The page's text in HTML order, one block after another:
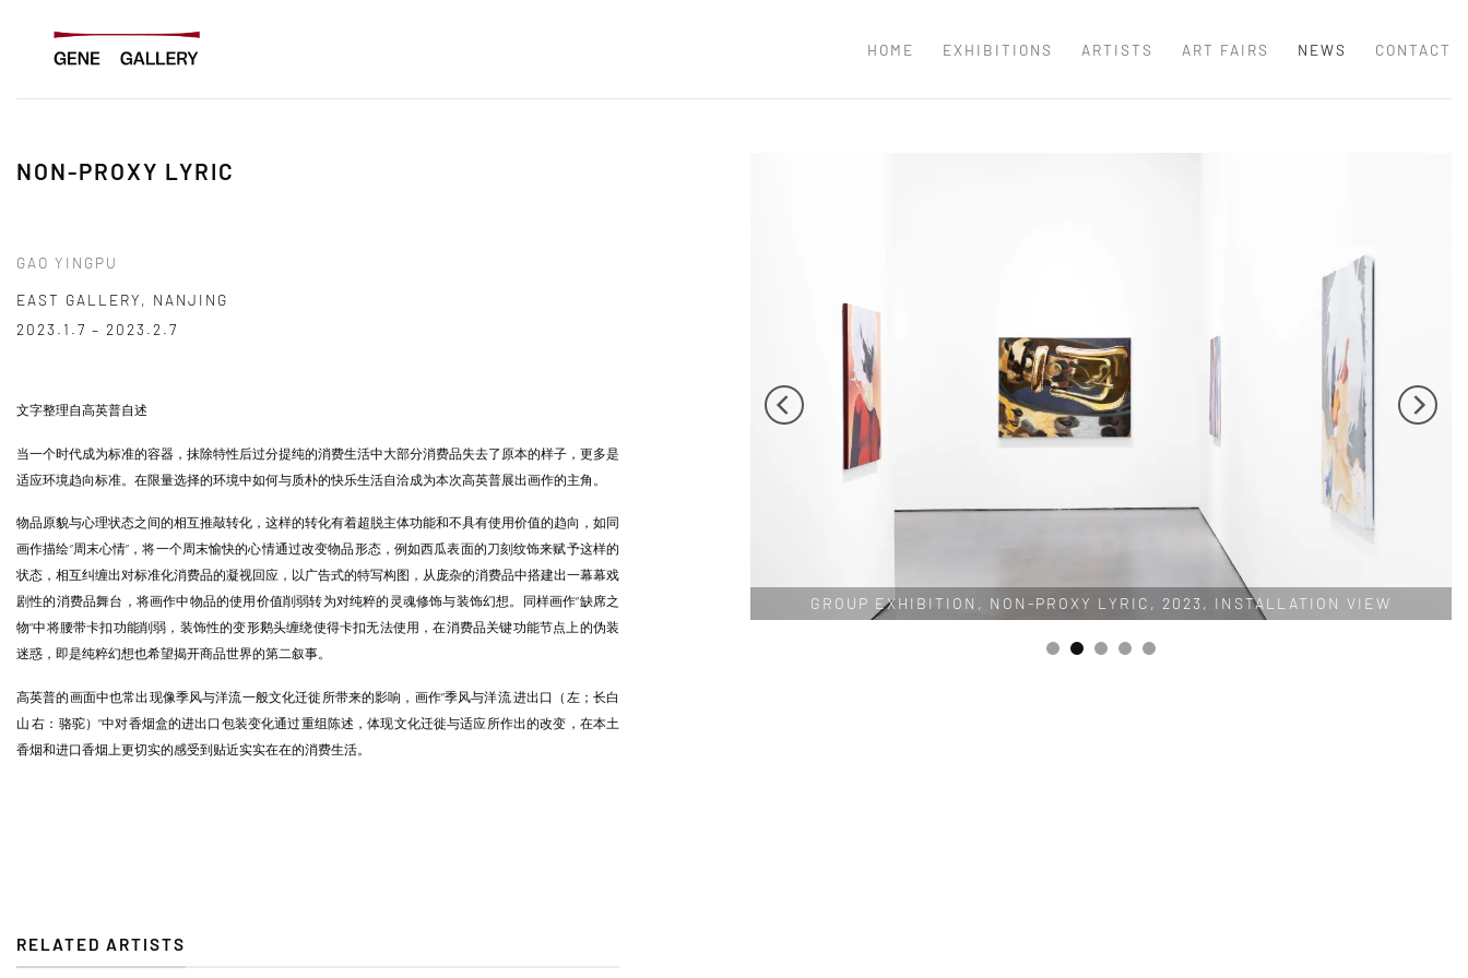
content
HOME EXHIBITIONS ARTISTS ART FAIRS NEWS CONTACT
NON-PROXY LYRIC
GAO YINGPU
EAST GALLERY, NANJING
2023.1.7 – 2023.2.7
文字整理自高英普自述
当一个时代成为标准的容器，抹除特性后过分提纯的消费生活中大部分消费品失去了原本的样子，更多是
适应环境趋向标准。在限量选择的环境中如何与质朴的快乐生活自洽成为本次高英普展出画作的主角。
物品原貌与心理状态之间的相互推敲转化，这样的转化有着超脱主体功能和不具有使用价值的趋向，如同
画作描绘“周末心情”，将一个周末愉快的心情通过改变物品形态，例如西瓜表面的刀刻纹饰来赋予这样的
状态，相互纠缠出对标准化消费品的凝视回应，以广告式的特写构图，从庞杂的消费品中搭建出一幕幕戏
剧性的消费品舞台，将画作中物品的使用价值削弱转为对纯粹的灵魂修饰与装饰幻想。同样画作“缺席之
物”中将腰带卡扣功能削弱，装饰性的变形鹅头缠绕使得卡扣无法使用，在消费品关键功能节点上的伪装
迷惑，即是纯粹幻想也希望揭开商品世界的第二叙事。
高英普的画面中也常出现像季风与洋流一般文化迁徙所带来的影响，画作“季风与洋流 进出口（左；长白
山 右：骆驼）”中对香烟盒的进出口包装变化通过重组陈述，体现文化迁徙与适应所作出的改变，在本土
香烟和进口香烟上更切实的感受到贴近实实在在的消费生活。
RELATED ARTISTS
GROUP EXHIBITION, NON-PROXY LYRIC, 2023, INSTALLATION VIEW